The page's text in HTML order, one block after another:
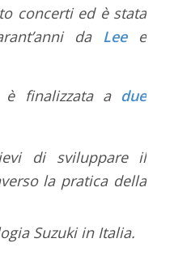
concerti ed è stata
da Leee
è finalizzata a due
di sviluppare il
la pratica della
Suzuki in Italia.